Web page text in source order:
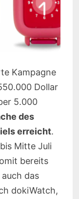
Kampagne
Dollar
5.000
des
erreicht.
Mitte Juli
bereits
das
dokiWatch,